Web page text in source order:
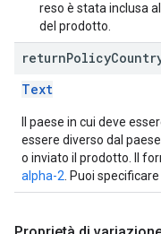
reso è stata inclusa
del prodotto.
returnPolicy
Text
Il paese in cui deve
essere diverso dal
o inviato il prodotto. Il
alpha-2 . Puoi